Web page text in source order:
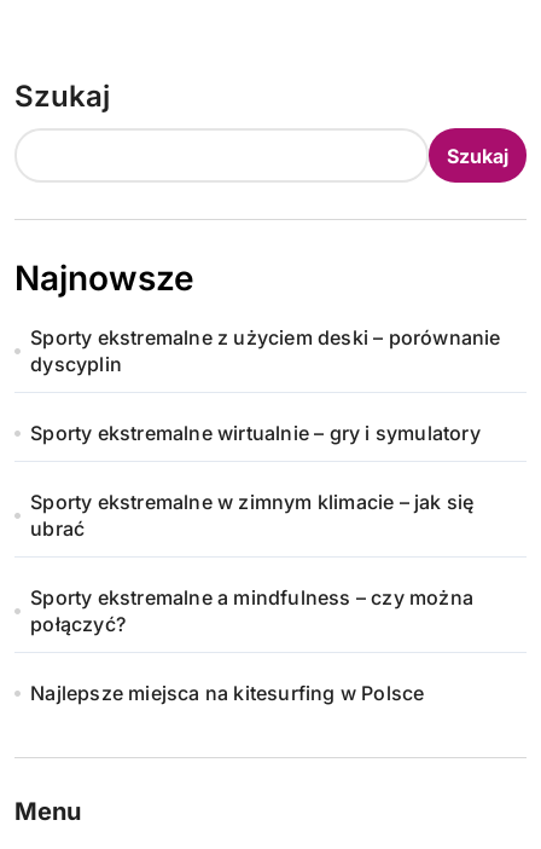
Szukaj
Szukaj
Najnowsze
Sporty ekstremalne z użyciem deski – porównanie
dyscyplin
Sporty ekstremalne wirtualnie – gry i symulatory
Sporty ekstremalne w zimnym klimacie – jak się
ubrać
Sporty ekstremalne a mindfulness – czy można
połączyć?
Najlepsze miejsca na kitesurfing w Polsce
Menu